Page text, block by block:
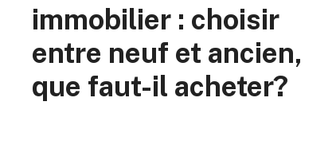
immobilier : choisir
entre neuf et ancien,
que faut-il acheter?